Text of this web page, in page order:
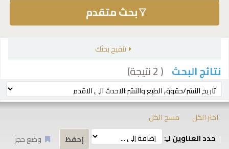
بحث متقدم
تنقيح بحثك
نتائج البحث ( 2 نتيجة)
ترتيب بواسطة:
اختر الكل
مسح الكل
حدد العناوين لـِ:
وضع حجز